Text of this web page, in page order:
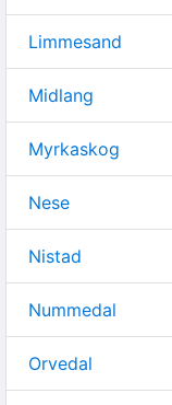
Limmesand
Midlang
Myrkaskog
Nese
Nistad
Nummedal
Orvedal